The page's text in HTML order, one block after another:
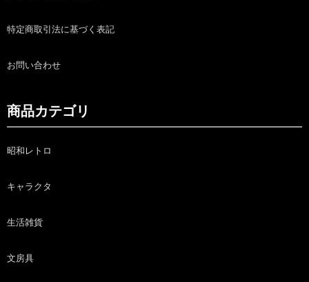
特定商取引法に基づく表記
お問い合わせ
商品カテゴリ
昭和レトロ
キャラクタ
生活雑貨
文房具